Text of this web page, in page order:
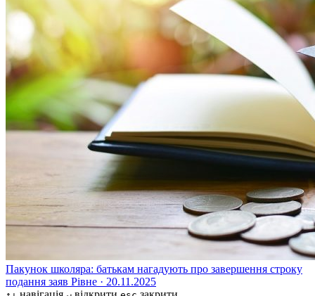
Пакунок школяра: батькам нагадують про завершення строку
подання заяв Рівне · 20.11.2025